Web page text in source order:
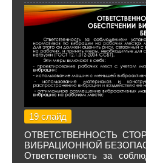
19 слайд
ОТВЕТСТВЕННОСТЬ
ВИБРАЦИОННОЙ
Ответственность за